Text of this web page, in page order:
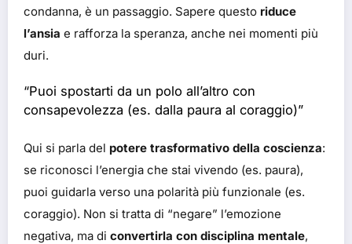
condanna, è un passaggio. Sapere questo riduce
l’ansia e rafforza la speranza, anche nei momenti più
duri.
“Puoi spostarti da un polo all’altro con
consapevolezza (es. dalla paura al coraggio)”
Qui si parla del potere trasformativo della coscienza:
se riconosci l’energia che stai vivendo (es. paura),
puoi guidarla verso una polarità più funzionale (es.
coraggio). Non si tratta di “negare” l’emozione
negativa, ma di convertirla con disciplina mentale,